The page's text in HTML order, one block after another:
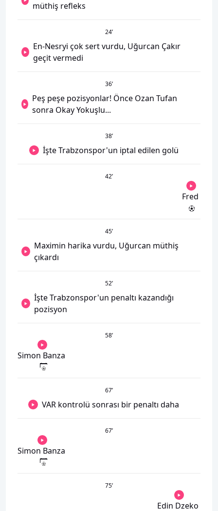
müthiş refleks
24’
En-Nesryi çok sert vurdu, Uğurcan Çakır
geçit vermedi
36’
Peş peşe pozisyonlar! Önce Ozan Tufan
sonra Okay Yokuşlu...
38’
İşte Trabzonspor'un iptal edilen golü
42’
Fred
45’
Maximin harika vurdu, Uğurcan müthiş
çıkardı
52’
İşte Trabzonspor'un penaltı kazandığı
pozisyon
58’
Simon Banza
67’
VAR kontrolü sonrası bir penaltı daha
67’
Simon Banza
75’
Edin Dzeko